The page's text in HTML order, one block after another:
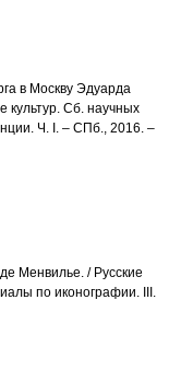
в Москву Эдуарда
культур. Сб. научных
Ч. I. – СПб., 2016. –
Менвилье. / Русские
по иконографии. III.